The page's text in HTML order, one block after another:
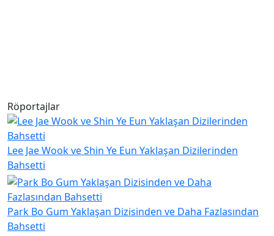
Röportajlar
Lee Jae Wook ve Shin Ye Eun Yaklaşan Dizilerinden
Bahsetti
Park Bo Gum Yaklaşan Dizisinden ve Daha Fazlasından
Bahsetti